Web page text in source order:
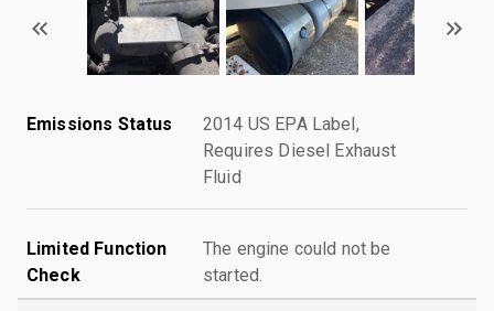
Emissions Status
2014 US EPA Label,
Requires Diesel Exhaust
Fluid
Limited Function
Check
The engine could not be
started.